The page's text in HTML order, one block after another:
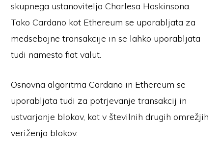
skupnega ustanovitelja Charlesa Hoskinsona.
Tako Cardano kot Ethereum se uporabljata za
medsebojne transakcije in se lahko uporabljata
tudi namesto fiat valut.
Osnovna algoritma Cardano in Ethereum se
uporabljata tudi za potrjevanje transakcij in
ustvarjanje blokov, kot v številnih drugih omrežjih
veriženja blokov.